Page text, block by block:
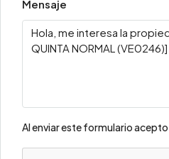
Mensaje
Al enviar este formulario acepto